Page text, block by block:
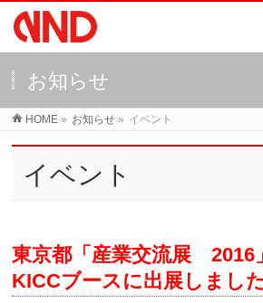
お知らせ
HOME » お知らせ » イベント
イベント
東京都「産業交流展 2016」
KICCブースに出展しました